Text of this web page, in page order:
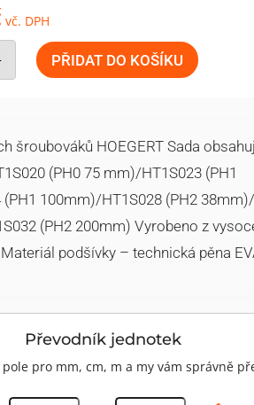
vč. DPH
PŘIDAT DO KOŠÍKU
šroubováků HOEGERT Sada
(PH0 75 mm)/HT1S023 (PH1
100mm)/HT1S028 (PH2
(PH2 200mm) Vyrobeno z
podšívky – technická pěna
Převodník jednotek
pro mm, cm, m a my vám správně